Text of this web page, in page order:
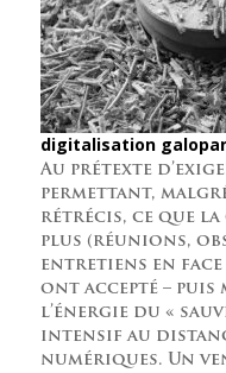
digitalisation
Au prétexte
permettant,
rétrécis, ce que
plus (réunions,
entretiens en face
ont accepté – puis
l’énergie du «
intensif au
numériques. Un